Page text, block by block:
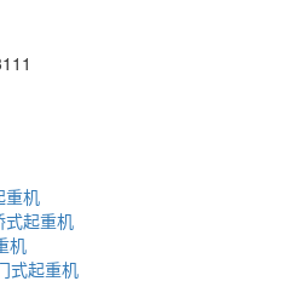
重机
式起重机
机
式起重机